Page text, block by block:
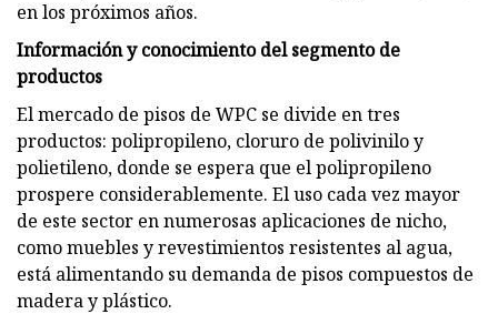
en los próximos años.
Información y conocimiento del segmento de
productos
El mercado de pisos de WPC se divide en tres
productos: polipropileno, cloruro de polivinilo y
polietileno, donde se espera que el polipropileno
prospere considerablemente. El uso cada vez mayor
de este sector en numerosas aplicaciones de nicho,
como muebles y revestimientos resistentes al agua,
está alimentando su demanda de pisos compuestos de
madera y plástico.